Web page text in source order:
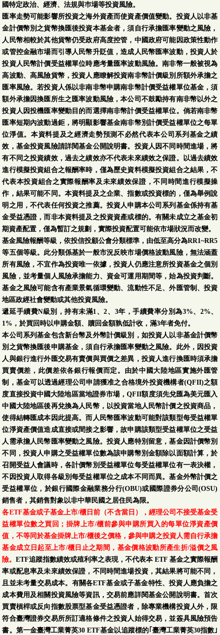
國特定政治、經濟、法規與巿場等投資風險。
匯率走勢可能影響所投資之海外資產而使資產價值變動。投資人以非基
金計價幣別之貨幣換匯後投資本基金者，須自行承擔匯率變動之風險，
人民幣相較於其他貨幣仍受政府高度控管，中國政府可能因政策性動作
或管控金融市場而引導人民幣升貶值，造成人民幣匯率波動，投資人於
投資人民幣計價受益權單位時應考量匯率波動風險。南非幣一般被視為
高波動、高風險貨幣，投資人應瞭解投資南非幣計價級別所額外承擔之
匯率風險。若投資人係以非南非幣申購南非幣計價受益權單位基金，須
額外承擔因換匯所生之匯率波動風險，本公司不鼓勵持有南非幣以外之
投資人因投機匯率變動目的而選擇南非幣計價受益權單位。倘若南非幣
匯率短期內波動過鉅，將明顯影響基金南非幣別計價受益權單位之每單
位淨值。本資料提及之經濟走勢預測不必然代表本公司系列基金之績
效，基金投資風險請詳閱基金公開說明書。投資人因不同時間進場，將
有不同之投資績效，過去之績效亦不代表未來績效之保證。以過去績效
進行模擬投資組合之報酬率時，僅為歷史資料模擬投資組合之結果，不
代表本投資組合之實際報酬率及未來績效保證，不同時間進行模擬操
作，結果可能不同。本資料提及之企業、指數或投資標的，僅為舉例說
明之用，不代表任何投資之推薦。投資人申購本公司系列基金係持有基
金受益憑證，而非本資料提及之投資資產或標的。有關未成立之基金初
期資產配置，僅為暫訂之規劃，實際投資配置可能依市場狀況而改變。
基金風險報酬等級，依投信投顧公會分類標準，由低至高分為RR1~RR5
等五個等級。此分類係基於一般市況反映市場價格波動風險，無法涵蓋
所有風險，不宜作為投資唯一依據，投資人仍應注意所投資基金之個別
風險，並考量個人風險承擔能力、資金可運用期間等，始為投資判斷。
基金之風險可能含有產業景氣循環變動、流動性不足、外匯管制、投資
地區政經社會變動或其他投資風險。
遞延手續費N級別，持有未滿1、2、3年，手續費率分別為3%、2%、
1%，於買回時以申購金額、贖回金額孰低計收，滿3年者免付。
本公司系列基金包含新台幣及外幣計價級別，如投資人以非基金計價幣
別之貨幣換匯後申購基金，須自行承擔匯率變動之風險。此外，因投資
人與銀行進行外匯交易有賣價與買價之差異，投資人進行換匯時須承擔
買賣價差，此價差依各銀行報價而定。由於中國大陸地區實施外匯管
制，基金可以透過經理公司申請獲准之合格境外投資機構者(QFII)之額
度直接投資中國大陸地區當地證券市場，QFII額度須先兌匯為美元匯入
中國大陸地區後再兌換為人民幣，以投資當地人民幣計價之投資商品，
使得結轉匯成本因此提高。而人民幣匯率波動可能對該類型每受益權單
位淨資產價值造成直接或間接之影響，故申購該類型受益權單位之受益
人需承擔人民幣匯率變動之風險。投資人應特別留意，基金因計價幣別
不同，投資人申購之受益權單位數為該申購幣別金額除以面額計算，於
召開受益人會議時，各計價幣別受益權單位每受益權單位有一表決權，
不因投資人取得各級別每受益權單位之成本不同而異。基金外幣計價之
受益權單位，於銀行國際金融業務分行(OBU)或國際證券分公司(OSU)
銷售者，其銷售對象以非中華民國之居住民為限。
各ETF基金或子基金上市/櫃日前（不含當日），經理公司不接受基金受
益權單位數之買回；掛牌上市/櫃前參與申購所買入的每單位淨資產價
值，不等同於基金掛牌上市/櫃後之價格，參與申購之投資人需自行承擔
基金成立日起至上市/櫃日止之期間，基金價格波動所產生折/溢價之風
險。ETF追蹤指數績效或殖利率之表現，不代表本 ETF 基金之實際報酬
率或配息率及未來績效保證，不同時間進場投資，其結果將可能不同，
且並未考量交易成本。有關各ETF基金或子基金特性、投資人應負擔之
成本費用及相關投資風險等資訊，交易前應詳閱基金公開說明書。首次
買賣槓桿或反向指數股票型基金受益憑證者，除專業機構投資人外，限
符合臺灣證券交易所所訂適格條件之投資人始得交易，並簽具風險預告
書。第一金臺灣工業菁英30 ETF基金以追蹤標的｢臺灣工業菁英30指數｣